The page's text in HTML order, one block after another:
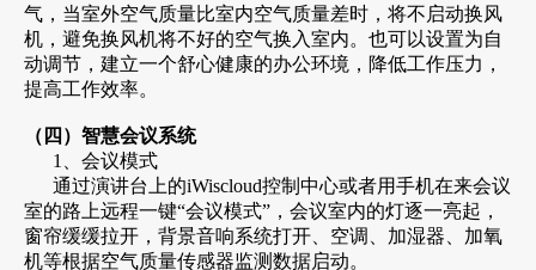
气，当室外空气质量比室内空气质量差时，将不启动换风
机，避免换风机将不好的空气换入室内。也可以设置为自
动调节，建立一个舒心健康的办公环境，降低工作压力，
提高工作效率。
（四）智慧会议系统
1、会议模式
通过演讲台上的iWiscloud控制中心或者用手机在来会议
室的路上远程一键“会议模式”，会议室内的灯逐一亮起，
窗帘缓缓拉开，背景音响系统打开、空调、加湿器、加氧
机等根据空气质量传感器监测数据启动。